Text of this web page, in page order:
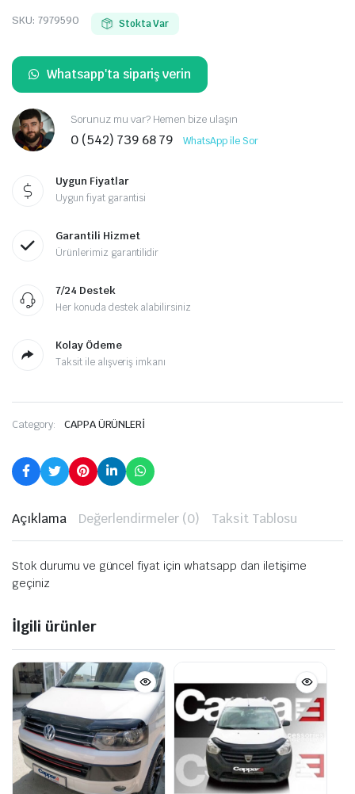
SKU: 7979590 Stokta Var
Whatsapp'ta sipariş verin
Sorunuz mu var? Hemen bize ulaşın
0 (542) 739 68 79 WhatsApp ile Sor
Uygun Fiyatlar
Uygun fiyat garantisi
Garantili Hizmet
Ürünlerimiz garantilidir
7/24 Destek
Her konuda destek alabilirsiniz
Kolay Ödeme
Taksit ile alışveriş imkanı
Category: CAPPA ÜRÜNLERİ
Açıklama Değerlendirmeler (0) Taksit Tablosu
Stok durumu ve güncel fiyat için whatsapp dan iletişime
geçiniz
İlgili ürünler